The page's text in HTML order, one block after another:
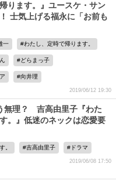
ります。』ユースケ・サン
士気上げる福永に「お前も
一 わたし、定時で帰ります。
どらまっ子
向井理
2019/06/12 19:30
無理？ 吉高由里子『わた
。』低迷のネックは恋愛要
。 吉高由里子 ドラマ
2019/06/08 17:50